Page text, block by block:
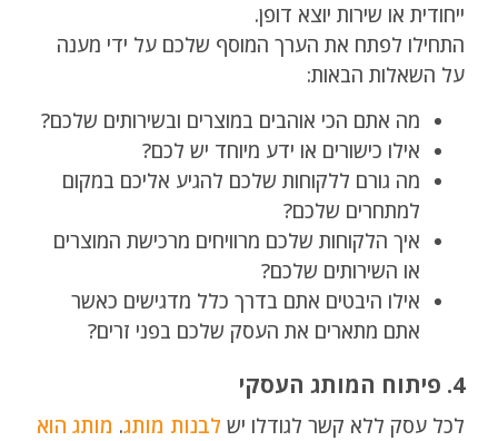
ייחודית או שירות יוצא דופן.
התחילו לפתח את הערך המוסף שלכם על ידי מענה
על השאלות הבאות:
מה אתם הכי אוהבים במוצרים ובשירותים שלכם?
אילו כישורים או ידע מיוחד יש לכם?
מה גורם ללקוחות שלכם להגיע אליכם במקום
למתחרים שלכם?
איך הלקוחות שלכם מרוויחים מרכישת המוצרים
או השירותים שלכם?
אילו היבטים אתם בדרך כלל מדגישים כאשר
אתם מתארים את העסק שלכם בפני זרים?
4. פיתוח המותג העסקי
לכל עסק ללא קשר לגודלו יש לבנות מותג. מותג הוא